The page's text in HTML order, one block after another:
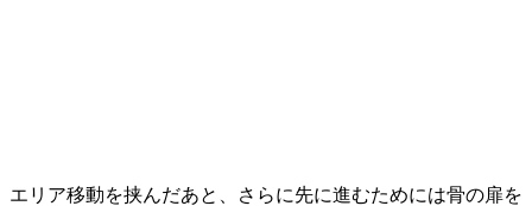
エリア移動を挟んだあと、さらに先に進むためには骨の扉を